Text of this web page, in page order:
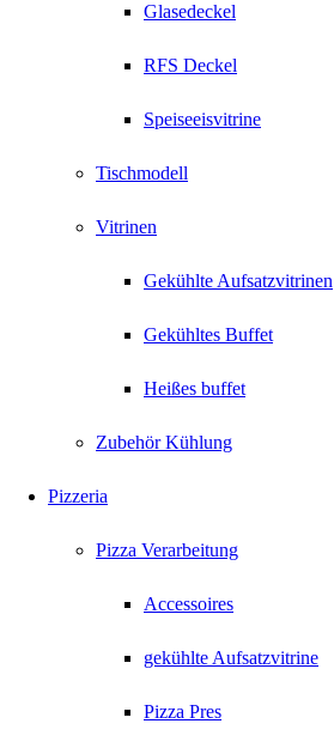
Glasedeckel
RFS Deckel
Speiseeisvitrine
Tischmodell
Vitrinen
Gekühlte Aufsatzvitrinen
Gekühltes Buffet
Heißes buffet
Zubehör Kühlung
Pizzeria
Pizza Verarbeitung
Accessoires
gekühlte Aufsatzvitrine
Pizza Pres